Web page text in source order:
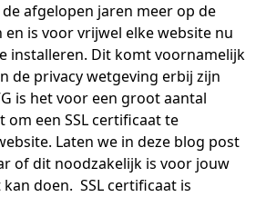
de afgelopen jaren meer op de
is voor vrijwel elke website nu
installeren. Dit komt voornamelijk
de privacy wetgeving erbij zijn
is het voor een groot aantal
een SSL certificaat te
Laten we in deze blog post
of dit noodzakelijk is voor jouw
doen. SSL certificaat is